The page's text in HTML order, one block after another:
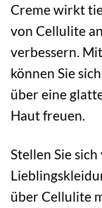
Creme wirkt
von Cellulite
verbessern.
können Sie
über eine
Haut freuen.
Stellen Sie
über Cellulite